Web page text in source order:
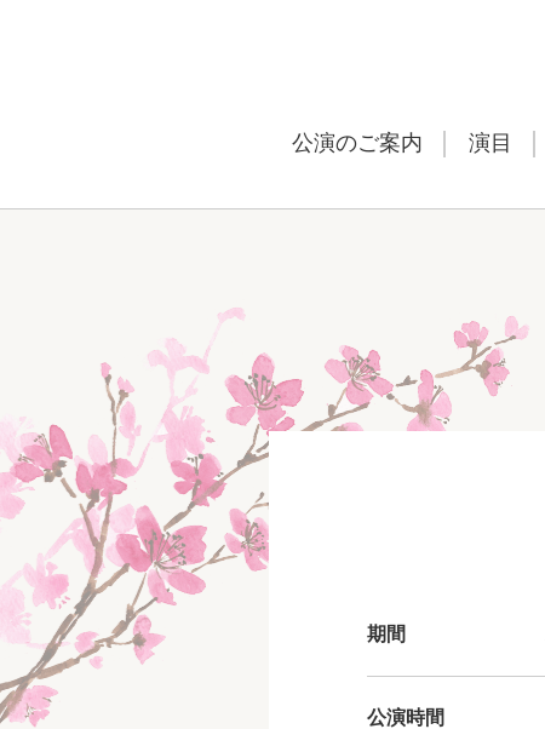
公演のご案内 演目
期間
公演時間